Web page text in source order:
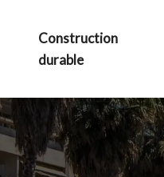
Construction
durable